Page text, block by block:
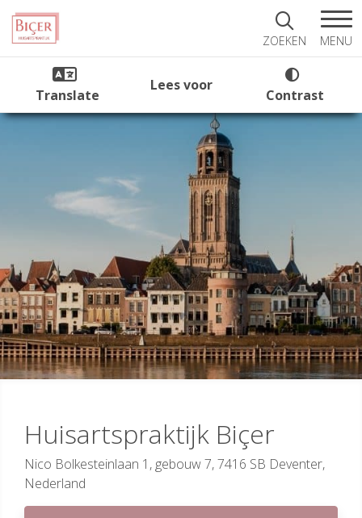
ZOEKEN MENU
Translate
Lees voor
Contrast
Huisartspraktijk Biçer
Nico Bolkesteinlaan 1, gebouw 7, 7416 SB Deventer,
Nederland